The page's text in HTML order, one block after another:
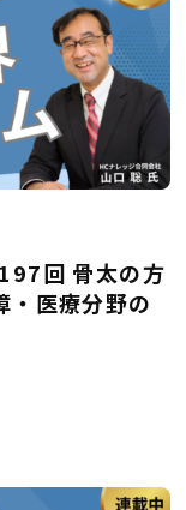
回 骨太の方
医療分野の